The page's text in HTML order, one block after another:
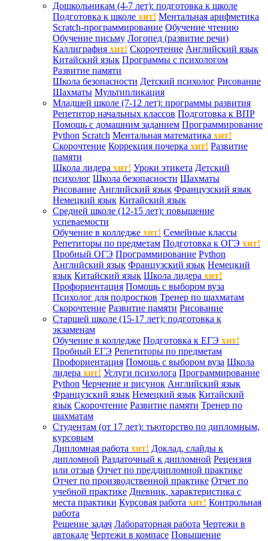
Дошкольникам (4-7 лет): подготовка к школе
Подготовка к школе хит! Ментальная арифметика
Scratch-программирование Обучение чтению
Обучение письму Логопед (развитие речи)
Каллиграфия хит! Скорочтение Английский язык
Китайский язык Программы с психологом
Развитие памяти
Школа безопасности Детский психолог Рисование
Шахматы Мультипликация
Младшей школе (7-12 лет): программы развития
Репетитор начальных классов Подготовка к ВПР
Помощь с домашним заданием Программирование
Python Scratch Ментальная математика хит!
Скорочтение Коррекция почерка хит! Развитие
памяти
Школа лидера хит! Уроки этикета Детский
психолог Школа безопасности Шахматы
Рисование Английский язык Французский язык
Немецкий язык Китайский язык
Средней школе (12-15 лет): повышение
успеваемости
Обучение в колледже хит! Семейные классы
Репетиторы по предметам Подготовка к ОГЭ хит!
Пробный ОГЭ Программирование Python
Английский язык Французский язык Немецкий
язык Китайский язык Школа лидера хит!
Профориентация Помощь с выбором вуза
Психолог для подростков Тренер по шахматам
Скорочтение Развитие памяти Рисование
Старшей школе (15-17 лет): подготовка к
экзаменам
Обучение в колледже Подготовка к ЕГЭ хит!
Пробный ЕГЭ Репетиторы по предметам
Профориентация Помощь с выбором вуза Школа
лидера хит! Услуги психолога Программирование
Python Черчение и рисунок Английский язык
Французский язык Немецкий язык Китайский
язык Скорочтение Развитие памяти Тренер по
шахматам
Студентам (от 17 лет): тьюторство по дипломным,
курсовым
Дипломная работа хит! Доклад, слайды к
дипломной Раздаточный к дипломной Рецензия
или отзыв Отчет по преддипломной практике
Отчет по производственной практике Отчет по
учебной практике Дневник, характеристика с
места практики Курсовая работа хит! Контрольная
работа
Решение задач Лабораторная работа Чертежи в
автокаде Чертежи в компасе Повышение